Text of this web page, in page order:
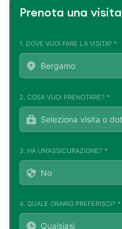
Prenota una visita
1. DOVE VUOI FARE LA VISITA? *
2. COSA VUOI PRENOTARE? *
3. HA UN'ASSICURAZIONE? *
4. QUALE ORARIO PREFERISCI? *